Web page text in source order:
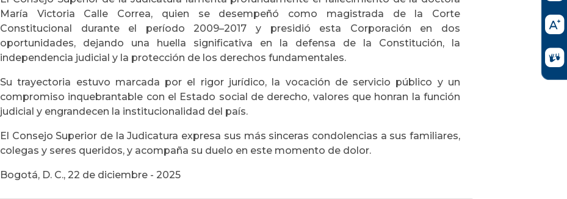
María Victoria Calle Correa, quien se desempeñó como magistrada de la Corte
Constitucional durante el período 2009–2017 y presidió esta Corporación en dos
oportunidades, dejando una huella significativa en la defensa de la Constitución, la
independencia judicial y la protección de los derechos fundamentales.
Su trayectoria estuvo marcada por el rigor jurídico, la vocación de servicio público y un
compromiso inquebrantable con el Estado social de derecho, valores que honran la función
judicial y engrandecen la institucionalidad del país.
El Consejo Superior de la Judicatura expresa sus más sinceras condolencias a sus familiares,
colegas y seres queridos, y acompaña su duelo en este momento de dolor.
Bogotá, D. C., 22 de diciembre - 2025